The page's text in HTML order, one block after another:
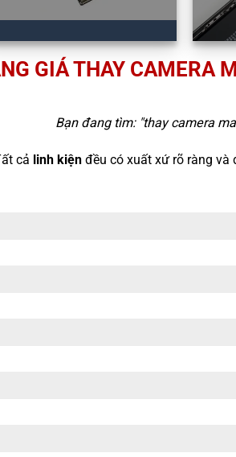
GIÁ THAY CAMERA
Bạn đang tìm: "thay camera
cả linh kiệnđều có xuất xứ rõ ràng và